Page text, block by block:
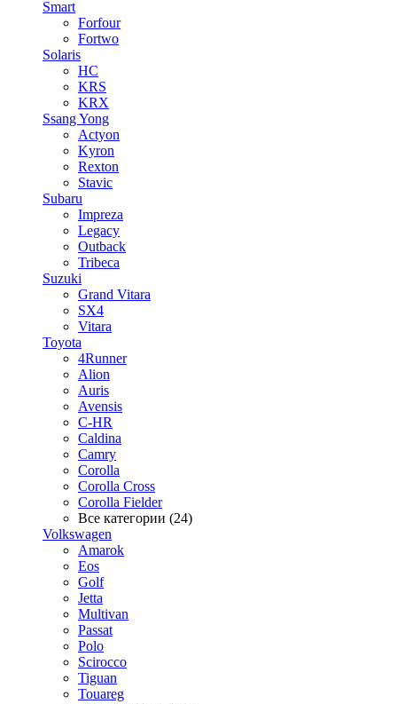
Smart
Forfour
Fortwo
Solaris
HC
KRS
KRX
Ssang Yong
Actyon
Kyron
Rexton
Stavic
Subaru
Impreza
Legacy
Outback
Tribeca
Suzuki
Grand Vitara
SX4
Vitara
Toyota
4Runner
Alion
Auris
Avensis
C-HR
Caldina
Camry
Corolla
Corolla Cross
Corolla Fielder
Все категории (24)
Volkswagen
Amarok
Eos
Golf
Jetta
Multivan
Passat
Polo
Scirocco
Tiguan
Touareg